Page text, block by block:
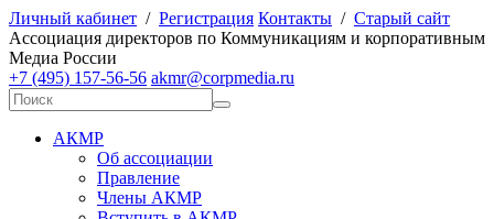
Личный кабинет / Регистрация Контакты / Старый сайт
Ассоциация директоров по Коммуникациям и корпоративным
Медиа России
+7 (495) 157-56-56 akmr@corpmedia.ru
АКМР
Об ассоциации
Правление
Члены АКМР